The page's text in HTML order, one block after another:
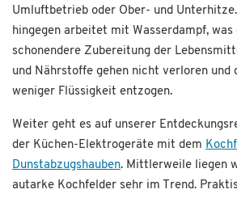
Umluftbetrieb oder Ober- und
hingegen arbeitet mit Wasserdampf,
schonendere Zubereitung der
und Nährstoffe gehen nicht verloren und
weniger Flüssigkeit entzogen.
Weiter geht es auf unserer
der Küchen-Elektrogeräte mit dem
Dunstabzugshauben. Mittlerweile liegen
autarke Kochfelder sehr im Trend.